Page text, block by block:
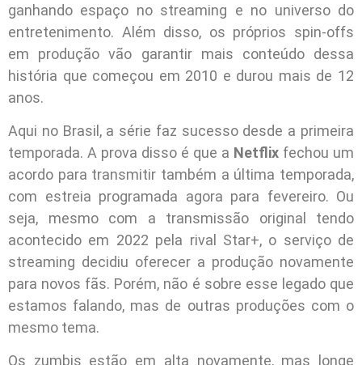
ganhando espaço no streaming e no universo do
entretenimento. Além disso, os próprios spin-offs
em produção vão garantir mais conteúdo dessa
história que começou em 2010 e durou mais de 12
anos.
Aqui no Brasil, a série faz sucesso desde a primeira
temporada. A prova disso é que a Netflix fechou um
acordo para transmitir também a última temporada,
com estreia programada agora para fevereiro. Ou
seja, mesmo com a transmissão original tendo
acontecido em 2022 pela rival Star+, o serviço de
streaming decidiu oferecer a produção novamente
para novos fãs. Porém, não é sobre esse legado que
estamos falando, mas de outras produções com o
mesmo tema.
Os zumbis estão em alta novamente, mas longe